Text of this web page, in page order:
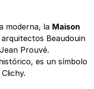
moderna, la Maison
Beaudouin
Prouvé.
es un símbolo